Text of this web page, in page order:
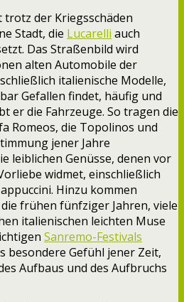
der Kriegsschäden
Stadt, die Lucarelli auch
Das Straßenbild wird
alten Automobile der
italienische Modelle,
Gefallen findet, häufig und
er die Fahrzeuge. So tragen die
Romeos, die Topolinos und
jener Jahre
leiblichen Genüsse, denen vor
widmet, einschließlich
Hinzu kommen
frühen fünfziger Jahren, viele
italienischen leichten Muse
Sanremo-Festivals
besondere Gefühl jener Zeit,
Aufbaus und des Aufbruchs